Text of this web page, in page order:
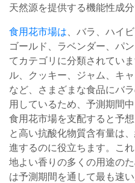
天然源を提供する機能性成分
食用花市場は 、バラ、ハイ
ゴールド、ラベンダー、パ
てカテゴリに分類されてい
ル、クッキー、ジャム、キ
など、さまざまな食品にバ
用しているため、予測期間
食用花市場を支配すると予
と高い抗酸化物質含有量は
進するのに役立ちます。こ
地よい香りの多くの用途の
は予測期間を通して最も速